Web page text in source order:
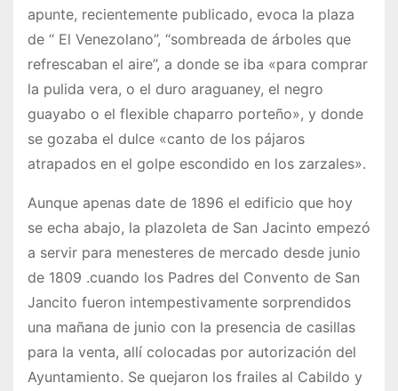
apunte, recientemente publicado, evoca la plaza
de “ El Venezolano”, “sombreada de árboles que
refrescaban el aire”, a donde se iba «para comprar
la pulida vera, o el duro araguaney, el negro
guayabo o el flexible chaparro porteño», y donde
se gozaba el dulce «canto de los pájaros
atrapados en el golpe escondido en los zarzales».
Aunque apenas date de 1896 el edificio que hoy
se echa abajo, la plazoleta de San Jacinto empezó
a servir para menesteres de mercado desde junio
de 1809 .cuando los Padres del Convento de San
Jancito fueron intempestivamente sorprendidos
una mañana de junio con la presencia de casillas
para la venta, allí colocadas por autorización del
Ayuntamiento. Se quejaron los frailes al Cabildo y